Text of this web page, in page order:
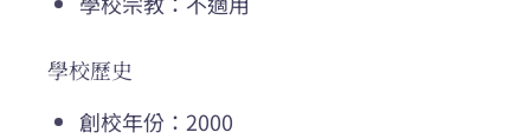
學校歷史
創校年份：2000